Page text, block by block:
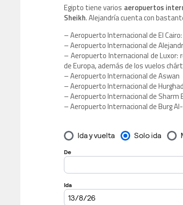
Egipto tiene varios aeropuertos
Sheikh. Alejandría cuenta con
– Aeropuerto Internacional de El
– Aeropuerto Internacional de
– Aeropuerto Internacional de Luxor:
de Europa, además de los vuelos
– Aeropuerto Internacional de Aswan
– Aeropuerto Internacional de
– Aeropuerto Internacional de Sharm
– Aeropuerto Internacional de Burg